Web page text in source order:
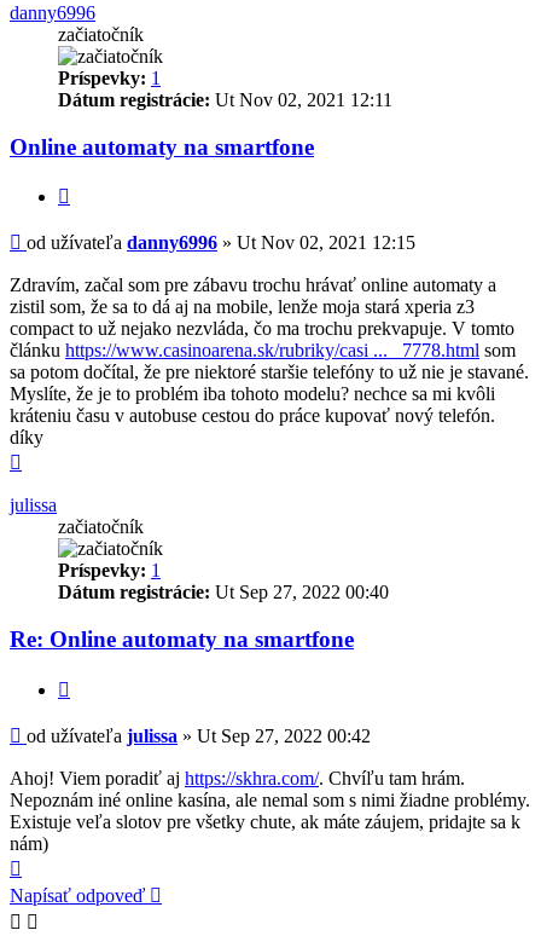
danny6996
začiatočník
Príspevky: 1
Dátum registrácie: Ut Nov 02, 2021 12:11
Online automaty na smartfone
Príspevok
od užívateľa danny6996 » Ut Nov 02, 2021 12:15
Zdravím, začal som pre zábavu trochu hrávať online automaty a
zistil som, že sa to dá aj na mobile, lenže moja stará xperia z3
compact to už nejako nezvláda, čo ma trochu prekvapuje. V tomto
článku https://www.casinoarena.sk/rubriky/casi ... _7778.html som
sa potom dočítal, že pre niektoré staršie telefóny to už nie je stavané.
Myslíte, že je to problém iba tohoto modelu? nechce sa mi kvôli
kráteniu času v autobuse cestou do práce kupovať nový telefón.
díky
julissa
začiatočník
Príspevky: 1
Dátum registrácie: Ut Sep 27, 2022 00:40
Re: Online automaty na smartfone
Príspevok
od užívateľa julissa » Ut Sep 27, 2022 00:42
Ahoj! Viem poradiť aj https://skhra.com/. Chvíľu tam hrám.
Nepoznám iné online kasína, ale nemal som s nimi žiadne problémy.
Existuje veľa slotov pre všetky chute, ak máte záujem, pridajte sa k
nám)
Napísať odpoveď